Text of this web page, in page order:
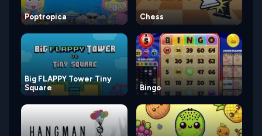
Poptropica Chess
Big FLAPPY Tower Tiny
Square
Bingo